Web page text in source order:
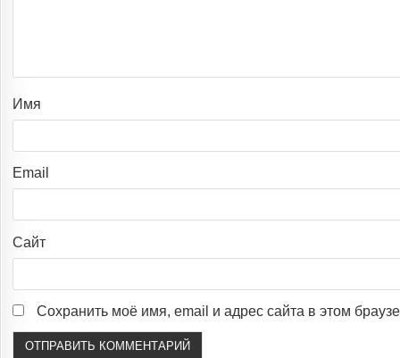
Имя
Email
Сайт
Сохранить моё имя, email и адрес сайта в этом